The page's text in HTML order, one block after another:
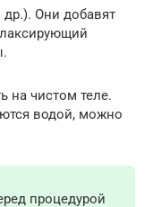
Они добавят
на чистом теле.
водой, можно
процедурой